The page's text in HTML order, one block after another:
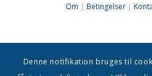
Om | Betingelser|
© Thomas
Denne notifikation bruges til